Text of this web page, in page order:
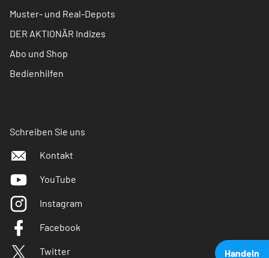
Handeln
Muster- und Real-Depots
DER AKTIONÄR Indizes
Abo und Shop
Bedienhilfen
Schreiben Sie uns
Kontakt
YouTube
Instagram
Facebook
Twitter